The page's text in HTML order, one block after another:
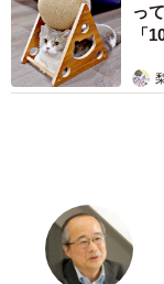
「実は、初任給が
が一番の悩みなん
Aさんは、すでに
「最終的には両方
めることになるか
っ
「